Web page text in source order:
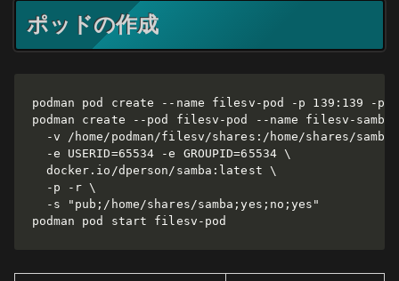
ポッドの作成
podman pod create --name filesv-pod -p 139:139 -p
podman create --pod filesv-pod --name filesv-
-v /home/podman/filesv/shares:/home/shares/samba
  -e USERID=65534 -e GROUPID=65534 \
  docker.io/dperson/samba:latest \
  -p -r \
  -s "pub;/home/shares/samba;yes;no;yes"
podman pod start filesv-pod